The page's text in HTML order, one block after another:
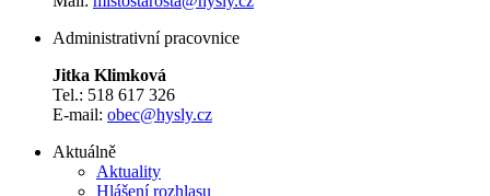
Administrativní pracovnice
Jitka Klimková
Tel.: 518 617 326
E-mail: obec@hysly.cz
Aktuálně
Aktuality
Hlášení rozhlasu